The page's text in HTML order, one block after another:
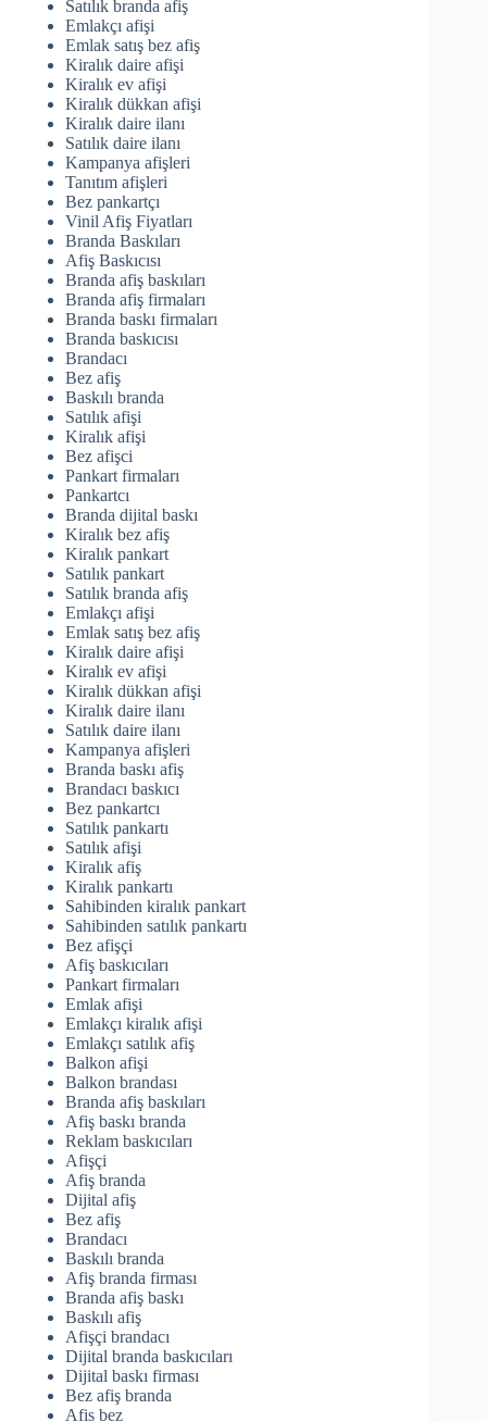
Satılık branda afiş
Emlakçı afişi
Emlak satış bez afiş
Kiralık daire afişi
Kiralık ev afişi
Kiralık dükkan afişi
Kiralık daire ilanı
Satılık daire ilanı
Kampanya afişleri
Tanıtım afişleri
Bez pankartçı
Vinil Afiş Fiyatları
Branda Baskıları
Afiş Baskıcısı
Branda afiş baskıları
Branda afiş firmaları
Branda baskı firmaları
Branda baskıcısı
Brandacı
Bez afiş
Baskılı branda
Satılık afişi
Kiralık afişi
Bez afişci
Pankart firmaları
Pankartcı
Branda dijital baskı
Kiralık bez afiş
Kiralık pankart
Satılık pankart
Satılık branda afiş
Emlakçı afişi
Emlak satış bez afiş
Kiralık daire afişi
Kiralık ev afişi
Kiralık dükkan afişi
Kiralık daire ilanı
Satılık daire ilanı
Kampanya afişleri
Branda baskı afiş
Brandacı baskıcı
Bez pankartcı
Satılık pankartı
Satılık afişi
Kiralık afiş
Kiralık pankartı
Sahibinden kiralık pankart
Sahibinden satılık pankartı
Bez afişçi
Afiş baskıcıları
Pankart firmaları
Emlak afişi
Emlakçı kiralık afişi
Emlakçı satılık afiş
Balkon afişi
Balkon brandası
Branda afiş baskıları
Afiş baskı branda
Reklam baskıcıları
Afişçi
Afiş branda
Dijital afiş
Bez afiş
Brandacı
Baskılı branda
Afiş branda firması
Branda afiş baskı
Baskılı afiş
Afişçi brandacı
Dijital branda baskıcıları
Dijital baskı firması
Bez afiş branda
Afis bez